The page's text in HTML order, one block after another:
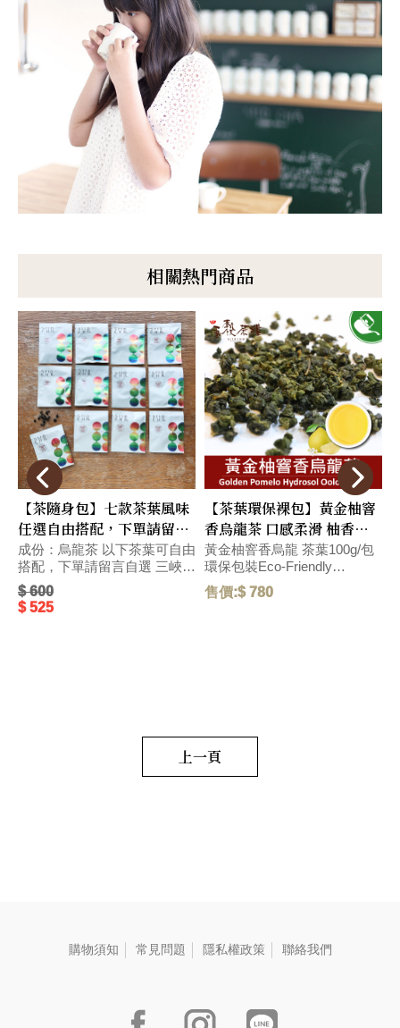
相關熱門商品
【茶隨身包】七款茶葉風味
任選自由搭配，下單請留言
自選 (較長備貨時間~)
成份：烏龍茶 以下茶葉可自由
搭配，下單請留言自選 三峽碧
螺春綠茶 2.5g/包 新竹東方美
人茶 2.5g/包 花蓮紅玉紅茶
2.5g/包 水蜜桃窨香烏龍茶
$ 600
$ 525
【茶葉環保裸包】黃金柚窨
香烏龍茶 口感柔滑 柚香沁
入心脾 環保包裝Eco-
Friendly Pack
黃金柚窨香烏龍 茶葉100g/包
環保包裝Eco-Friendly
Packaging 口感柔滑,帶濃郁柚
香台灣伴手禮,帶濃郁香氣的黃
奥深い口当たり、心地よい感
触が心にしみる。
售價:$ 780
上一頁
購物須知 常見問題 隱私權政策 聯絡我們